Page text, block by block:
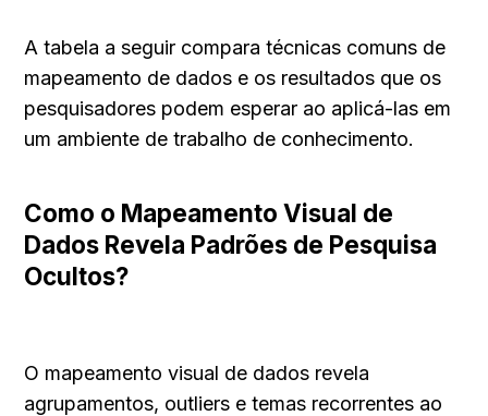
A tabela a seguir compara técnicas comuns de
mapeamento de dados e os resultados que os
pesquisadores podem esperar ao aplicá-las em
um ambiente de trabalho de conhecimento.
Como o Mapeamento Visual de
Dados Revela Padrões de Pesquisa
Ocultos?
O mapeamento visual de dados revela
agrupamentos, outliers e temas recorrentes ao